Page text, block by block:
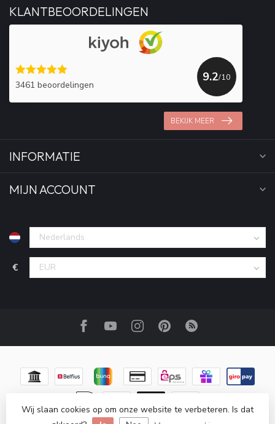
KLANTBEOORDELINGEN
3461 beoordelingen
9.2/10
BEKIJK MEER
INFORMATIE
MIJN ACCOUNT
€
Wij slaan cookies op om onze website te verbeteren. Is dat